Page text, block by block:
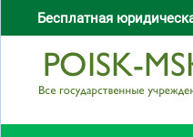
Бесплатная